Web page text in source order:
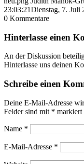
23:03:21Dienstag, 7. Juli
0 Kommentare
Hinterlasse einen
An der Diskussion
Hinterlasse uns deinen
Schreibe einen
Deine E-Mail-Adresse
Felder sind mit * markiert
Name *
E-Mail-Adresse *